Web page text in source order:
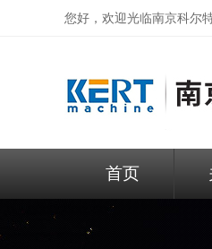
您好，欢迎光临南京科尔
首页